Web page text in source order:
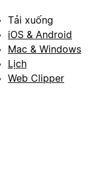
Tải xuống
iOS & Android
Mac & Windows
Lịch
Web Clipper